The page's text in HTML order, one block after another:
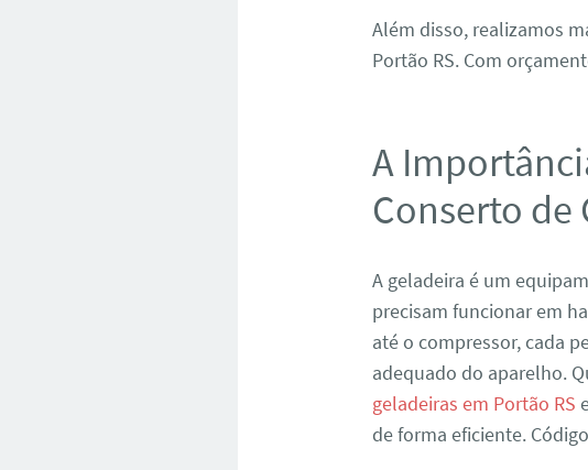
Além disso, realizamos
Portão RS. Com
A
Conserto de
A geladeira é um
precisam funcionar em
até o compressor, cada
adequado do aparelho.
geladeiras em Portão RS
de forma eficiente.